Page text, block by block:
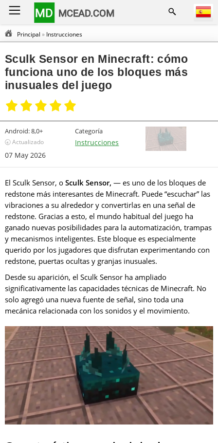
MD MCEAD.COM
Principal » Instrucciones
Sculk Sensor en Minecraft: cómo
funciona uno de los bloques más
inusuales del juego
Android:8,0+
🕣 Actualizado
07 May 2026
Categoría
Instrucciones
El Sculk Sensor, o Sculk Sensor, — es uno de los bloques de
redstone más interesantes de Minecraft. Puede “escuchar” las
vibraciones a su alrededor y convertirlas en una señal de
redstone. Gracias a esto, el mundo habitual del juego ha
ganado nuevas posibilidades para la automatización, trampas
y mecanismos inteligentes. Este bloque es especialmente
querido por los jugadores que disfrutan experimentando con
redstone, puertas ocultas y granjas inusuales.
Desde su aparición, el Sculk Sensor ha ampliado
significativamente las capacidades técnicas de Minecraft. No
solo agregó una nueva fuente de señal, sino toda una
mecánica relacionada con los sonidos y el movimiento.